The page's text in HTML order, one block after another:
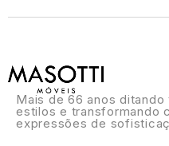
Mais de 66 anos
estilos e transformando
expressões de